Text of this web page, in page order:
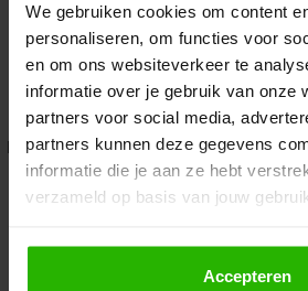
We gebruiken cookies om content
personaliseren, om functies voor
en om ons websiteverkeer te
informatie over je gebruik van onze
partners voor social media,
partners kunnen deze gegevens
informatie die je aan ze hebt
verzameld op basis van jouw
Als je op "Accepteer" klikt, dan geef
toestemming om cookies voor social
Accepteren
Application error: a client-side
loadingwww.voordeeluitjes.nl (see the
information).